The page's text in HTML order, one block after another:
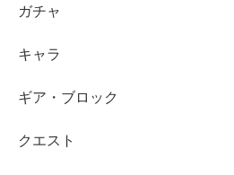
ガチャ
キャラ
ギア・ブロック
クエスト